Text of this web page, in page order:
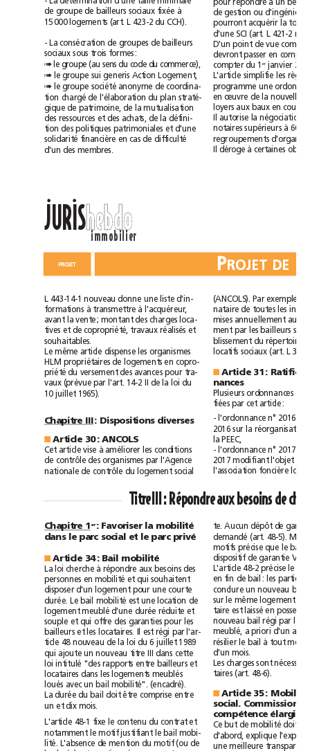
de
groupe de bailleurs sociaux fixée à
15000 logements (art. L 423-2 du CCH).
- La consécration de groupes de
bailleurs
sociaux
sous trois formes:
➠ le groupe (au sens du code du commerce),
➠ le groupe sui generis Action Logement,
➠ le groupe société anonyme de
coordina-
tion
chargé de l'élaboration du plan
straté-
gique
de patrimoine, de la
mutualisation
des
ressources et des achats, de la
défini-
tion
des politiques patrimoniales et d'une
solidarité financière en cas de difficulté
d'un des membres.
pour répondre à un
de
gestion ou
pourront
acquérir la
d'une
SCI (art. L
421-2
D'un
point de
vue
devront
passer
en
compter
du 1 er janvier
L'article
simplifie les
programme
une
en
œuvre de la
loyers
aux baux en
autorise la
notaires
supérieurs à
60
regroupements
déroge à certaines
L 443-14-1 nouveau donne une liste
d'in-
formations à transmettre à
l'acquéreur,
avant la vente; montant des charges
loca-
tives
et de copropriété, travaux réalisés
et
s
ouhaitables.
Le
même article dispense les
organismes
HLM
propriétaires de logements en copro-
priété du versement des avances pour
tra-
vaux
(prévue par l'art. 14-2 II de la loi
du
10
juillet 1965).
Chapitre : Dispositions diverses
Article 30: ANCOLS
Cet article vise à améliorer les
conditions
de
contrôle des organismes par
l'Agence
nationale
de contrôle du logement
(ANCOLS). Par
nataire
de toutes
les
mises
annuellement
au
ment
par les bailleurs
b lissement du
locatifs
sociaux (art. L
Article
31:
n
ances
Plusieurs
ordonnances
fiées
par cet
article:
-
l'ordonnance n°
2016 sur la
la
PEEC,
-
l'ordonnance n°
2017
modifiant l'objet
l'association
foncière
P
JURIS hebdo
immobilier
ll
PROJET
TitreIII: Répondre aux besoins de
Chapitre 1 er: Favoriser la
mobilité
dans
le parc social et le parc privé
Article 34: mobilité
La loi cherche à répondre aux besoins
des
personnes
en mobilité et qui
souhaitent
disposer
d'un logement pour une
courte
durée.
Le mobilité est une location
de
logement
meublé d'une durée réduite
et
souple
et qui offre des garanties pour
les
bailleurs
et les locataires. est régi par
l'ar-
ticle
48 nouveau de la loi du 6 juillet 1989
qui ajoute un nouveau titre dans cette
loi intitulé "des rapports entre bailleurs
et
locataires
dans les logements
meublés
loués
avec un mobilité".
(encadré).
La
durée du bail doit être comprise
entre
un
et dix
mois.
L'article
48-1 fixe le contenu du contrat
et
notamment le motif justifiant le
mobi-
lité.
L'absence de mention du motif (ou
de
te. Aucun dépôt de
demandé (art. 48-5).
motifs
précise que le
dispositif
de
garantie
L'article
48-2 précise le
en
fin de bail: les
conclure
un nouveau
sur le même
logement
taire
est laissé
en
nouveau
régi par le
meublé, a priori d'un
résilier le à
tout
d'un
mois.
Les
charges
sont
taires
(art. 48-6).
Article 35:
social.
Commission
compétence
Ce but de mobilité
doit
d'abord,
explique
une meilleure